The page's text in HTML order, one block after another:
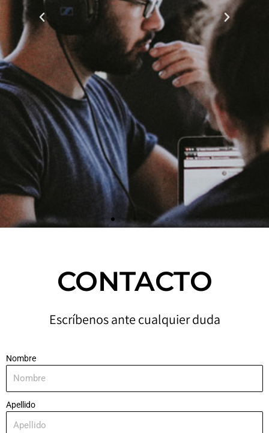
CONTACTO
Escríbenos ante cualquier duda
Nombre
Apellido